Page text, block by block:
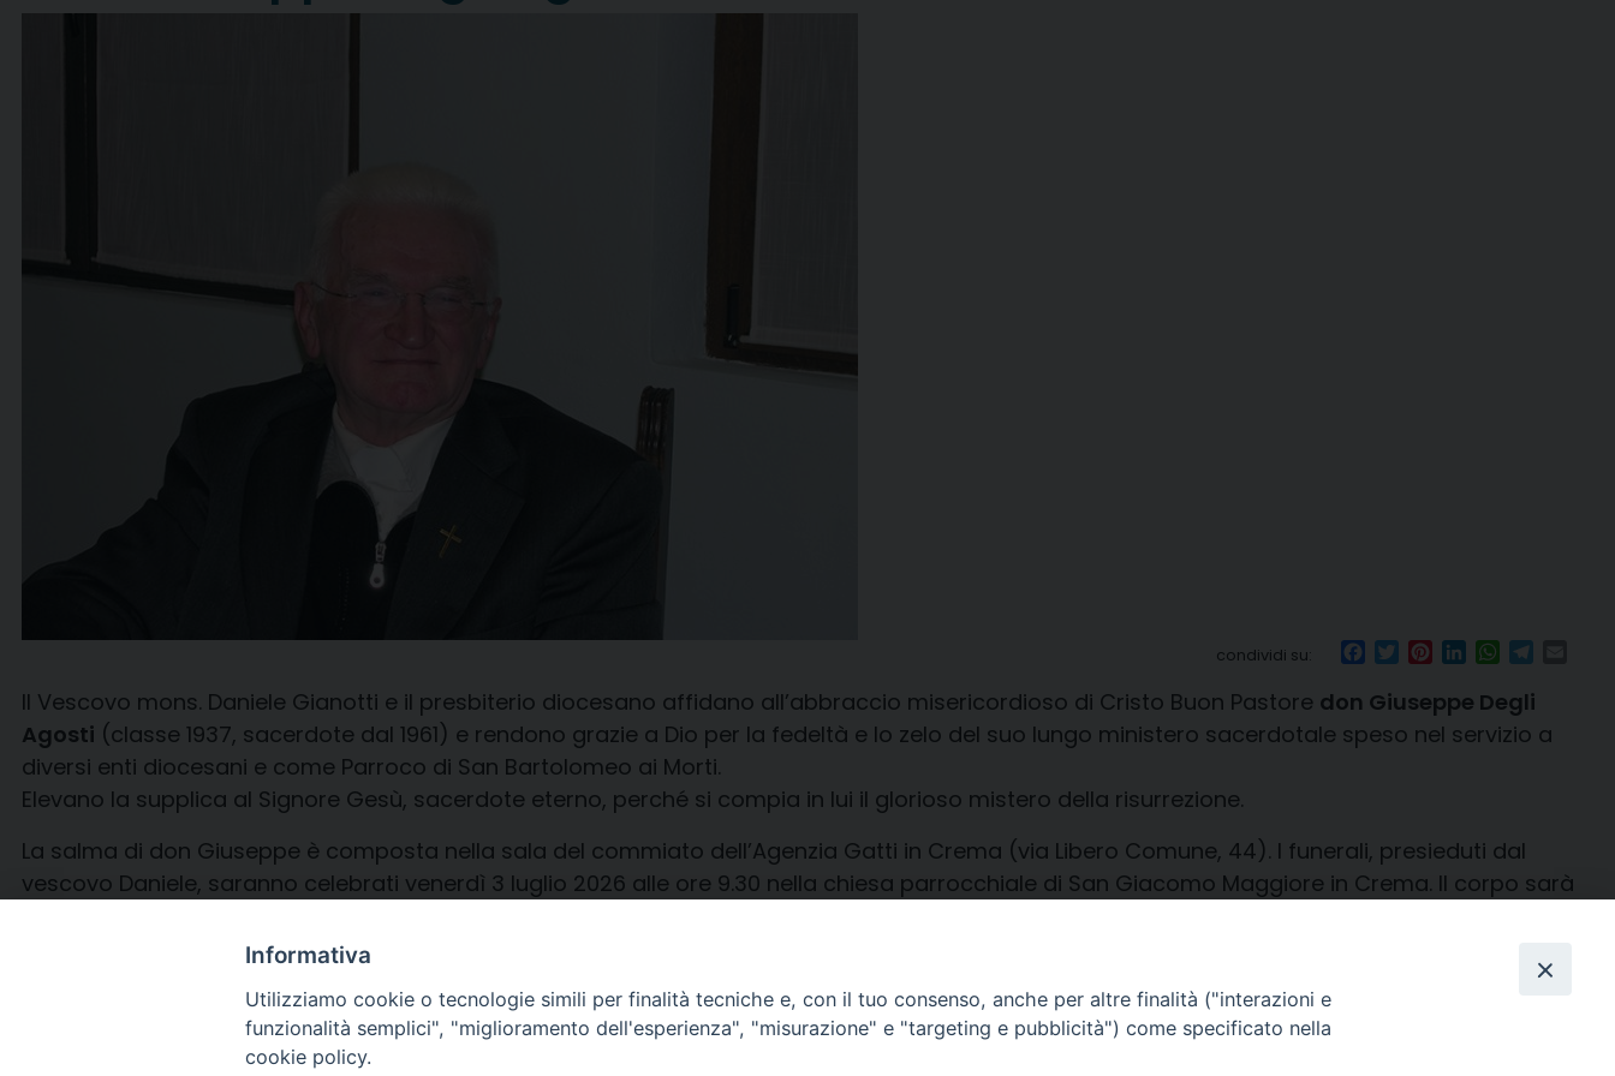
condividi su: Facebook
TwitterPinterest
LinkedInWhatsApp
Il Vescovo mons. Daniele Gianotti e il presbiterio diocesano affidano all’abbraccio misericordioso di Cristo Buon Pastore don Giuseppe Degli
Agosti (classe 1937, sacerdote dal 1961) e rendono grazie a Dio per la fedeltà e lo zelo del suo lungo ministero sacerdotale speso nel servizio a
diversi enti diocesani e come Parroco di San Bartolomeo ai Morti.
Elevano la supplica al Signore Gesù, sacerdote eterno, perché si compia in lui il glorioso mistero della risurrezione.
La salma di don Giuseppe è composta nella sala del commiato dell’Agenzia Gatti in Crema (via Libero Comune, 44). I funerali, presieduti dal
vescovo Daniele, saranno celebrati venerdì 3 luglio 2026 alle ore 9.30 nella chiesa parrocchiale di San Giacomo Maggiore in Crema. Il corpo sarà
Informativa
Utilizziamo cookie o tecnologie simili per finalità tecniche e, con il tuo consenso, anche per altre finalità ("interazioni e
funzionalità semplici", "miglioramento dell'esperienza", "misurazione" e "targeting e pubblicità") come specificato nella
cookie policy.